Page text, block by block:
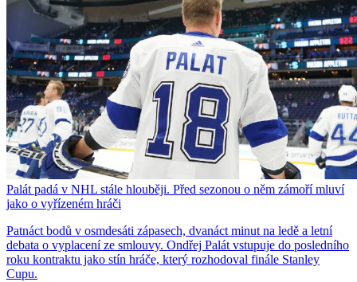
Palát padá v NHL stále hlouběji. Před sezonou o něm zámoří mluví
jako o vyřízeném hráči
Patnáct bodů v osmdesáti zápasech, dvanáct minut na ledě a letní
debata o vyplacení ze smlouvy. Ondřej Palát vstupuje do posledního
roku kontraktu jako stín hráče, který rozhodoval finále Stanley
Cupu.